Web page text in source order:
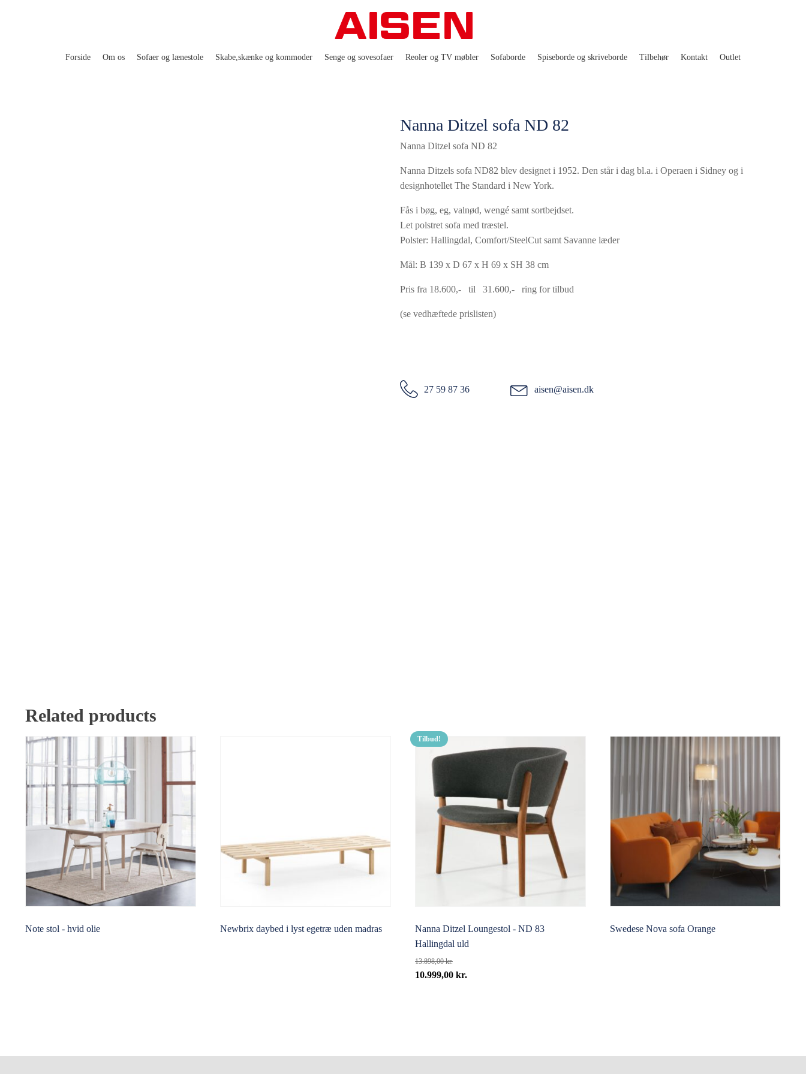
Forside Om os Sofaer og lænestole Skabe,skænke og kommoder Senge og sovesofaer Reoler og TV møbler Sofaborde Spiseborde og skriveborde Tilbehør Kontakt Outlet
Nanna Ditzel sofa ND 82
Nanna Ditzel sofa ND 82
Nanna Ditzels sofa ND82 blev designet i 1952. Den står i dag bl.a. i Operaen i Sidney og i
designhotellet The Standard i New York.
Fås i bøg, eg, valnød, wengé samt sortbejdset.
Let polstret sofa med træstel.
Polster: Hallingdal, Comfort/SteelCut samt Savanne læder
Mål: B 139 x D 67 x H 69 x SH 38 cm
Pris fra 18.600,- til 31.600,- ring for tilbud
(se vedhæftede prislisten)
27 59 87 36 aisen@aisen.dk
Related products
Note stol - hvid olie Newbrix daybed i lyst egetræ uden madras
Tilbud!
Nanna Ditzel Loungestol - ND 83
Hallingdal uld
13.898,00kr.
Den
10.999,00 kr.
Swedese Nova sofa Orange